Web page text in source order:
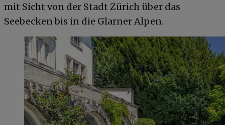
mit Sicht von der Stadt Zürich über das
Seebecken bis in die Glarner Alpen.